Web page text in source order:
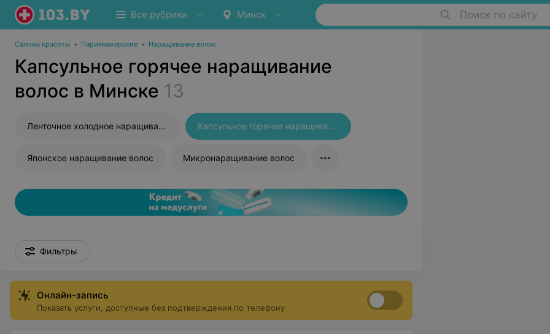
Все рубрики Минск Поиск по сайту
Салоны красоты • Парикмахерские • Наращивание волос
Капсульное горячее наращивание
волос в Минске 13
Ленточное холодное наращивание волос Капсульное горячее наращивание волос
Японское наращивание волос Микронаращивание волос
Фильтры
Онлайн-запись
Показать услуги, доступные без подтверждения по телефону